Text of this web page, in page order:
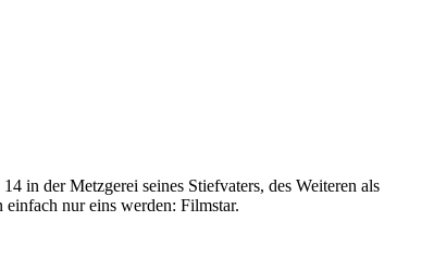
in der Metzgerei seines Stiefvaters, des Weiteren als
nur eins werden: Filmstar.